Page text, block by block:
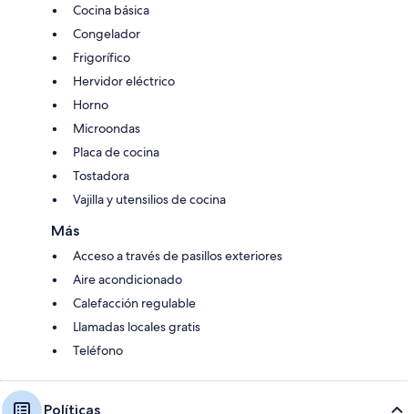
Cocina básica
Congelador
Frigorífico
Hervidor eléctrico
Horno
Microondas
Placa de cocina
Tostadora
Vajilla y utensilios de cocina
Más
Acceso a través de pasillos exteriores
Aire acondicionado
Calefacción regulable
Llamadas locales gratis
Teléfono
Políticas